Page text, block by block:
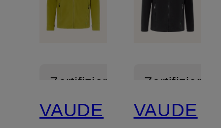
Zertifiziert
VAUDE
Zertifiziert
VAUDE